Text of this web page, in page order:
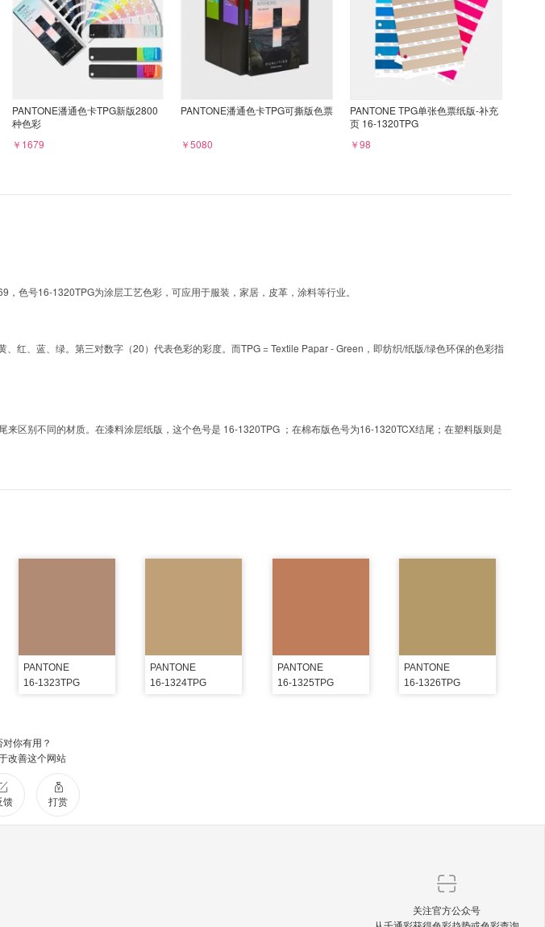
PANTONE潘通色卡TPG新版2800
种色彩
￥1679
PANTONE潘通色卡TPG可撕版色票
￥5080
PANTONE TPG单张色票纸版-补充
页 16-1320TPG
￥98
色号16-1320TPG为涂层工艺色彩，可应用于服装，家居，皮革，涂料等行业。
红、蓝、绿。第三对数字（20）代表色彩的彩度。而TPG = Textile Papar - Green，即纺织/纸版/绿色环保的色彩指
区别不同的材质。在漆料涂层纸版，这个色号是 16-1320TPG ；在棉布版色号为16-1320TCX结尾；在塑料版则是
PANTONE
16-1323TPG
PANTONE
16-1324TPG
PANTONE
16-1325TPG
PANTONE
16-1326TPG
你有用？
改善这个网站
馈 打赏
关注官方公众号